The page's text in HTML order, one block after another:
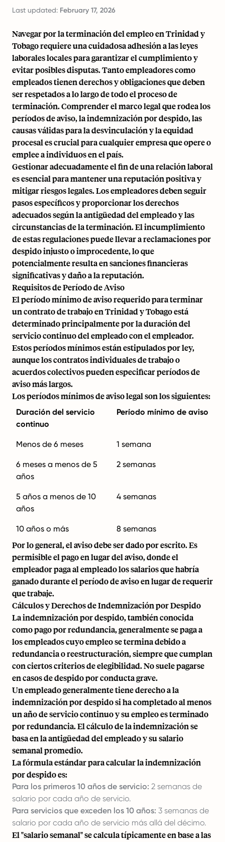
Last updated: February 17, 2026
Navegar por la terminación del empleo en Trinidad y
Tobago requiere una cuidadosa adhesión a las leyes
laborales locales para garantizar el cumplimiento y
evitar posibles disputas. Tanto empleadores como
empleados tienen derechos y obligaciones que deben
ser respetados a lo largo de todo el proceso de
terminación. Comprender el marco legal que rodea los
períodos de aviso, la indemnización por despido, las
causas válidas para la desvinculación y la equidad
procesal es crucial para cualquier empresa que opere o
emplee a individuos en el país.
Gestionar adecuadamente el fin de una relación laboral
es esencial para mantener una reputación positiva y
mitigar riesgos legales. Los empleadores deben seguir
pasos específicos y proporcionar los derechos
adecuados según la antigüedad del empleado y las
circunstancias de la terminación. El incumplimiento
de estas regulaciones puede llevar a reclamaciones por
despido injusto o improcedente, lo que
potencialmente resulta en sanciones financieras
significativas y daño a la reputación.
Requisitos de Período de Aviso
El período mínimo de aviso requerido para terminar
un contrato de trabajo en Trinidad y Tobago está
determinado principalmente por la duración del
servicio continuo del empleado con el empleador.
Estos períodos mínimos están estipulados por ley,
aunque los contratos individuales de trabajo o
acuerdos colectivos pueden especificar períodos de
aviso más largos.
Los períodos mínimos de aviso legal son los siguientes:
Duración del servicio
continuo
Período mínimo de aviso
Menos de 6 meses 1 semana
6 meses a menos de 5
años
2 semanas
5 años a menos de 10
años
4 semanas
10 años o más 8 semanas
Por lo general, el aviso debe ser dado por escrito. Es
permisible el pago en lugar del aviso, donde el
empleador paga al empleado los salarios que habría
ganado durante el período de aviso en lugar de requerir
que trabaje.
Cálculos y Derechos de Indemnización por Despido
La indemnización por despido, también conocida
como pago por redundancia, generalmente se paga a
los empleados cuyo empleo se termina debido a
redundancia o reestructuración, siempre que cumplan
con ciertos criterios de elegibilidad. No suele pagarse
en casos de despido por conducta grave.
Un empleado generalmente tiene derecho a la
indemnización por despido si ha completado al menos
un año de servicio continuo y su empleo es terminado
por redundancia. El cálculo de la indemnización se
basa en la antigüedad del empleado y su salario
semanal promedio.
La fórmula estándar para calcular la indemnización
por despido es:
Para los primeros 10 años de servicio: 2 semanas de
salario por cada año de servicio.
Para servicios que exceden los 10 años: 3 semanas de
salario por cada año de servicio más allá del décimo.
El "salario semanal" se calcula típicamente en base a las